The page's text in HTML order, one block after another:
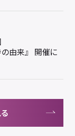
由来』 開催に